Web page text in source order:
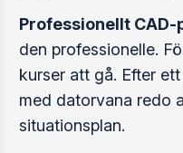
Professionellt
den professionelle.
kurser att gå. Efter
med datorvana redo
situationsplan.